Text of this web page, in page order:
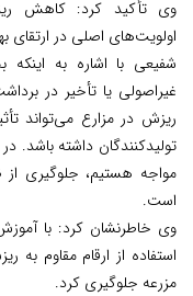
وی تأکید کرد: کاهش
اولویت‌های اصلی در
شفیعی با اشاره به
غیراصولی یا تأخیر در
ریزش در مزارع می‌تواند
تولیدکنندگان داشته
مواجه هستیم، جلوگیری از
است.
وی خاطرنشان کرد: با
استفاده از ارقام مقاوم
مزرعه جلوگیری کرد.